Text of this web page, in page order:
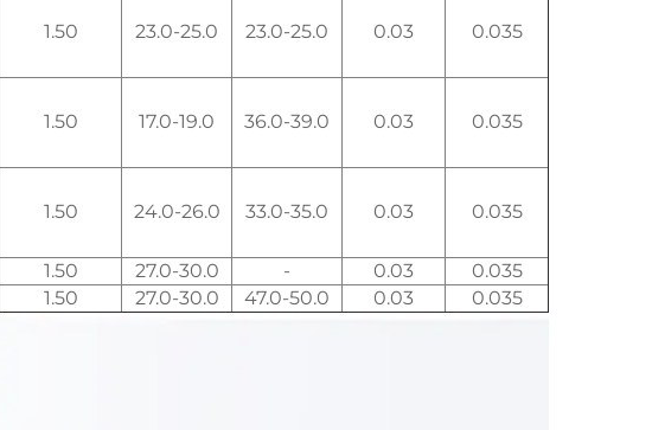
1.50 23.0-25.0 23.0-25.0 0.03 0.035
1.50 17.0-19.0 36.0-39.0 0.03 0.035
1.50 24.0-26.0 33.0-35.0 0.03 0.035
1.50 27.0-30.0 - 0.03
0.035
1.50 27.0-30.0 47.0-50.0 0.03 0.035